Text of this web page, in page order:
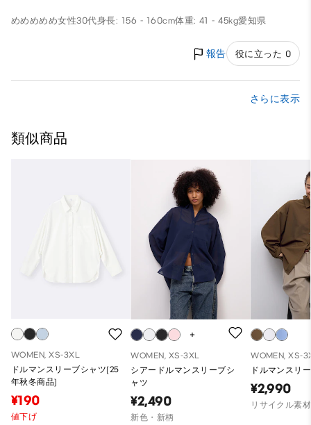
めめめめめ女性30代身長: 156 - 160cm体重: 41 - 45kg愛知県
報告 役に立った 0
さらに表示
類似商品
WOMEN, XS-3XL
ドルマンスリーブシャツ(25
年秋冬商品)
¥190
値下げ
WOMEN, XS-3XL
シアードルマンスリーブシ
ャツ
¥2,490
新色・新柄
WOMEN, XS-
ドルマンスリ
¥2,990
リサイクル素材